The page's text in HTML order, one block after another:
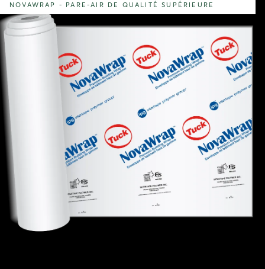
NOVAWRAP - PARE-AIR DE QUALITÉ SUPÉRIEURE